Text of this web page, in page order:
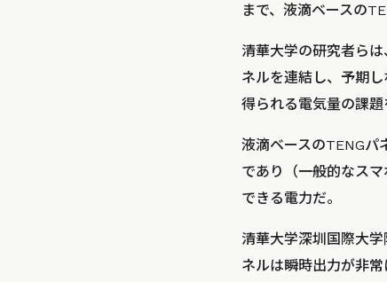
まで、液滴ベースの
清華大学の研究者ら
ネルを連結し、予期
得られる電気量の課題
液滴ベースのTENGパ
であり（一般的なス
できる電力だ。
清華大学深圳国際大学
ネルは瞬時出力が非